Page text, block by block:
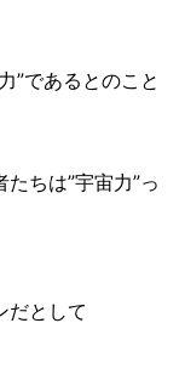
”であるとのこと
ちは”宇宙力”っ
だとして